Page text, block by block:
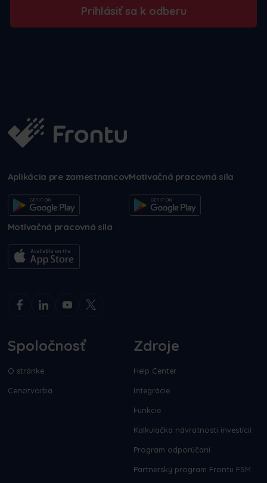
Prihlásiť sa k odberu
Aplikácia pre zamestnancovMotivačná pracovná sila
Motivačná pracovná sila
Spoločnosť
O stránke
Cenotvorba
Zdroje
Help Center
Integrácie
Funkcie
Kalkulačka návratnosti investícií
Program odporúčaní
Partnerský program Frontu FSM